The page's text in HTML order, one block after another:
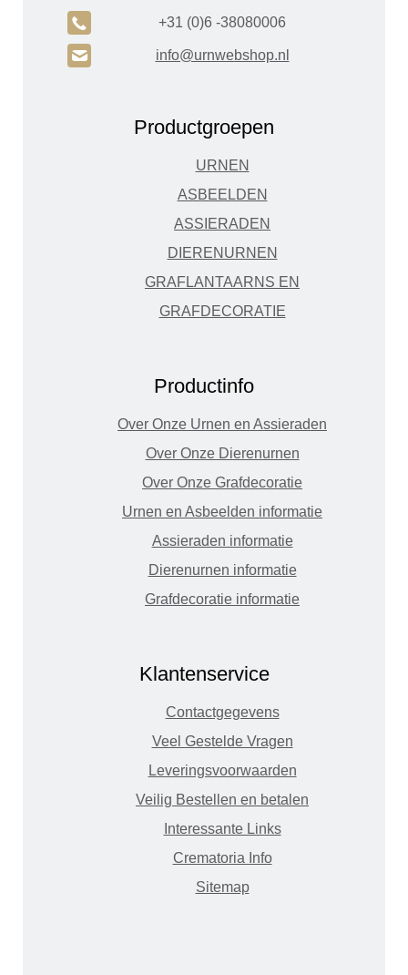
A +31 (0)6 -38080006
H info@urnwebshop.nl
Productgroepen
URNEN
ASBEELDEN
ASSIERADEN
DIERENURNEN
GRAFLANTAARNS EN
GRAFDECORATIE
Productinfo
Over Onze Urnen en Assieraden
Over Onze Dierenurnen
Over Onze Grafdecoratie
Urnen en Asbeelden informatie
Assieraden informatie
Dierenurnen informatie
Grafdecoratie informatie
Klantenservice
Contactgegevens
Veel Gestelde Vragen
Leveringsvoorwaarden
Veilig Bestellen en betalen
Interessante Links
Crematoria Info
Sitemap